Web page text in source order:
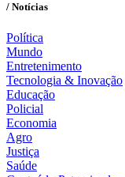
/ Notícias
Política
Mundo
Entretenimento
Tecnologia & Inovação
Educação
Policial
Economia
Agro
Justiça
Saúde